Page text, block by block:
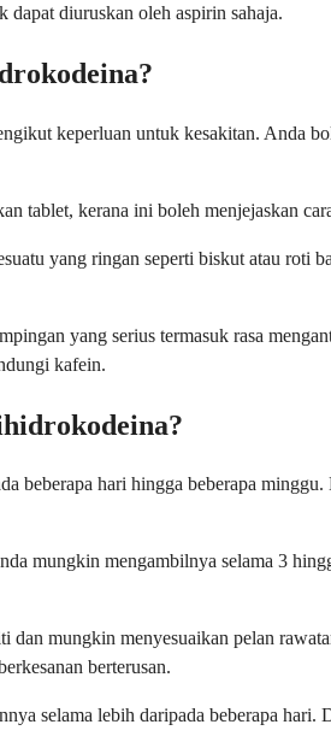
diuruskan oleh aspirin sahaja.
keperluan untuk kesakitan. Anda
tablet, kerana ini boleh menjejaskan
yang ringan seperti biskut atau
yang serius termasuk rasa
kafein.
hari hingga beberapa
mungkin mengambilnya selama 3
mungkin menyesuaikan pelan
berterusan.
selama lebih daripada beberapa